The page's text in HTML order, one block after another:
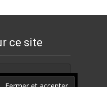
ce site